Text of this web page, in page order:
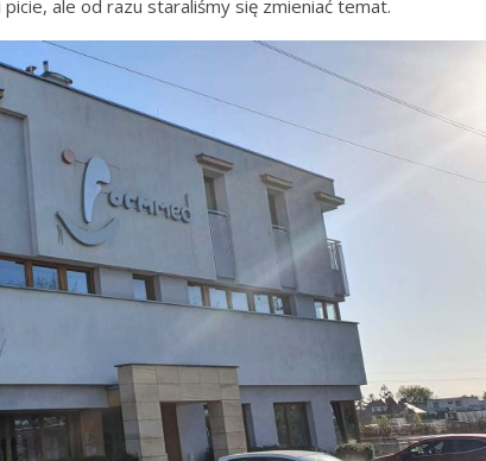
ale od razu staraliśmy się zmieniać temat.